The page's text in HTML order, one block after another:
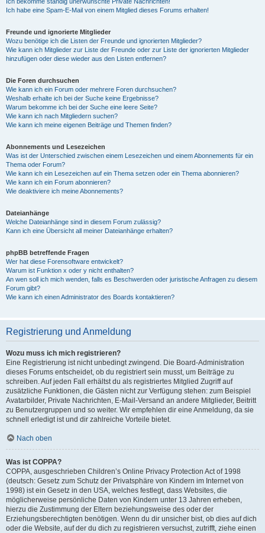
Ich habe eine Spam-E-Mail von einem Mitglied dieses Forums erhalten!
Freunde und ignorierte Mitglieder
Wozu benötige ich die Listen der Freunde und ignorierten Mitglieder?
Wie kann ich Mitglieder zur Liste der Freunde oder zur Liste der ignorierten Mitglieder
hinzufügen oder diese wieder aus den Listen entfernen?
Die Foren durchsuchen
Wie kann ich ein Forum oder mehrere Foren durchsuchen?
Weshalb erhalte ich bei der Suche keine Ergebnisse?
Warum bekomme ich bei der Suche eine leere Seite?
Wie kann ich nach Mitgliedern suchen?
Wie kann ich meine eigenen Beiträge und Themen finden?
Abonnements und Lesezeichen
Was ist der Unterschied zwischen einem Lesezeichen und einem Abonnements für ein
Thema oder Forum?
Wie kann ich ein Lesezeichen auf ein Thema setzen oder ein Thema abonnieren?
Wie kann ich ein Forum abonnieren?
Wie deaktiviere ich meine Abonnements?
Dateianhänge
Welche Dateianhänge sind in diesem Forum zulässig?
Kann ich eine Übersicht all meiner Dateianhänge erhalten?
phpBB betreffende Fragen
Wer hat diese Forensoftware entwickelt?
Warum ist Funktion x oder y nicht enthalten?
An wen soll ich mich wenden, falls es Beschwerden oder juristische Anfragen zu diesem
Forum gibt?
Wie kann ich einen Administrator des Boards kontaktieren?
Registrierung und Anmeldung
Wozu muss ich mich registrieren?
Eine Registrierung ist nicht unbedingt zwingend. Die Board-Administration
dieses Forums entscheidet, ob du registriert sein musst, um Beiträge zu
schreiben. Auf jeden Fall erhältst du als registriertes Mitglied Zugriff auf
zusätzliche Funktionen, die Gästen nicht zur Verfügung stehen: zum Beispiel
Avatarbilder, Private Nachrichten, E-Mail-Versand an andere Mitglieder, Beitritt
zu Benutzergruppen und so weiter. Wir empfehlen dir eine Anmeldung, da sie
schnell erledigt ist und dir zahlreiche Vorteile bietet.
Nach oben
Was ist COPPA?
COPPA, ausgeschrieben Children’s Online Privacy Protection Act of 1998
(deutsch: Gesetz zum Schutz der Privatsphäre von Kindern im Internet von
1998) ist ein Gesetz in den USA, welches festlegt, dass Websites, die
möglicherweise persönliche Daten von Kindern unter 13 Jahren erheben,
hierzu die Zustimmung der Eltern beziehungsweise des oder der
Erziehungsberechtigten benötigen. Wenn du dir unsicher bist, ob dies auf dich
oder die Website, auf der du dich zu registrieren versuchst, zutrifft, ziehe einen